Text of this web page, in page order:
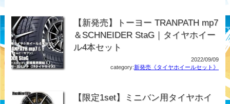
【新発売】トーヨー TRANPATH mp7
＆SCHNEIDER StaG｜タイヤホイー
ル4本セット
2022/09/09
category:新発売《タイヤホイールセット》
【限定1set】ミニバン用タイヤホイ